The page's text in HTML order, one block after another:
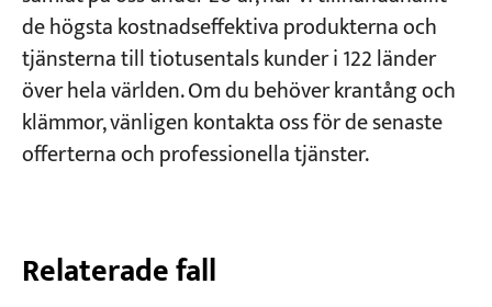
de högsta kostnadseffektiva produkterna och
tjänsterna till tiotusentals kunder i 122 länder
över hela världen. Om du behöver krantång och
klämmor, vänligen kontakta oss för de senaste
offerterna och professionella tjänster.
Relaterade fall